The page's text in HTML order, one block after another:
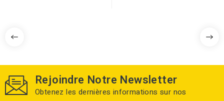
Rejoindre Notre Newsletter
Obtenez les dernières informations sur nos